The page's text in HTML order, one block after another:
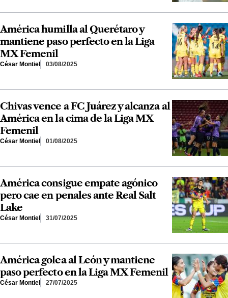
América humilla al Querétaro y
mantiene paso perfecto en la Liga
MX Femenil
César Montiel 03/08/2025
Chivas vence a FC Juárez y alcanza al
América en la cima de la Liga MX
Femenil
César Montiel 01/08/2025
América consigue empate agónico
pero cae en penales ante Real Salt
Lake
César Montiel 31/07/2025
América golea al León y mantiene
paso perfecto en la Liga MX Femenil
César Montiel 27/07/2025